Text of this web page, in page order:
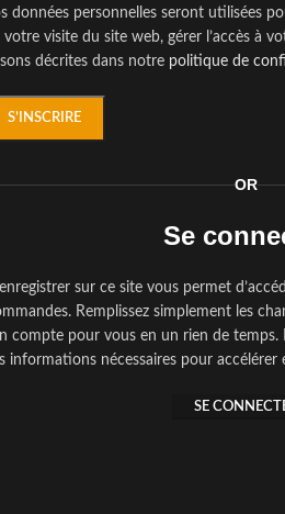
données personnelles seront utilisées
votre visite du site web, gérer l’accès à
décrites dans notre politique de
S’INSCRIRE
OR
Se
sur ce site vous permet
Remplissez simplement les
compte pour vous en un rien de temps.
informations nécessaires pour accélérer
SE